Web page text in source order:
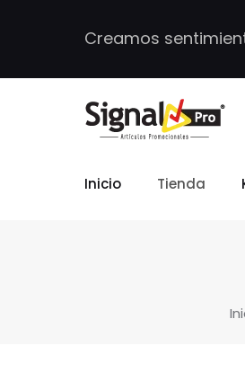
Creamos
Inicio Tienda